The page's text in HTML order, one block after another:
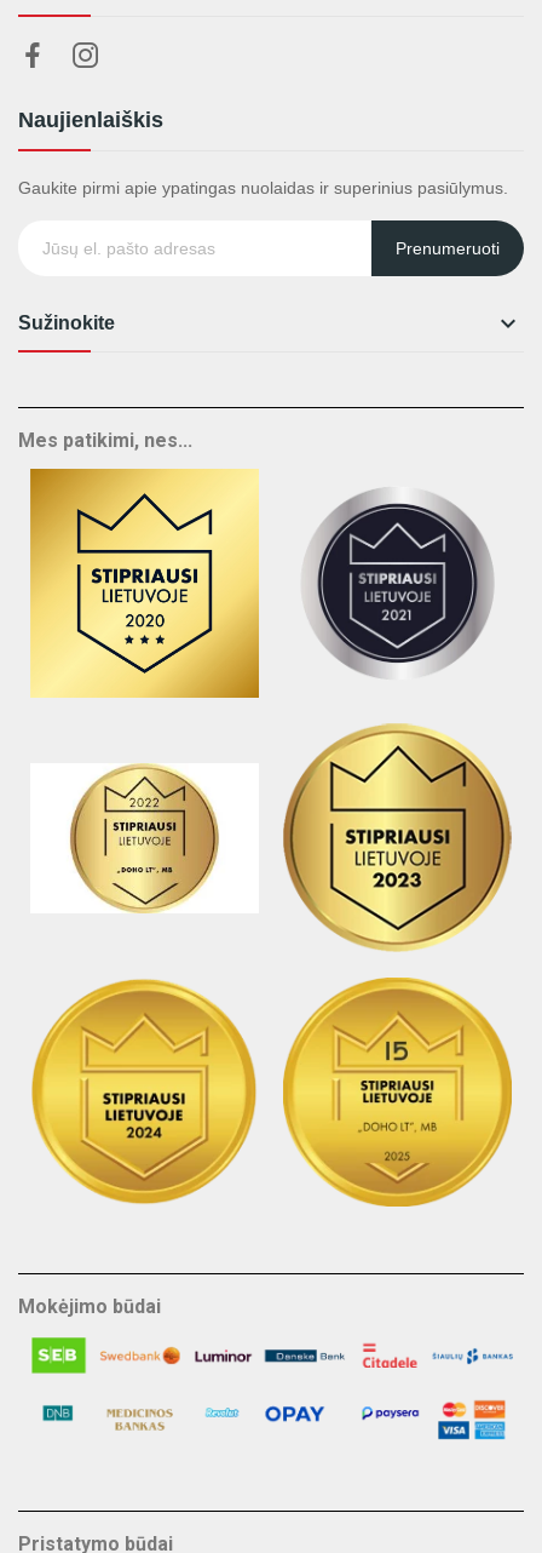
Naujienlaiškis
Gaukite pirmi apie ypatingas nuolaidas ir superinius pasiūlymus.
Prenumeruoti
Sužinokite 
Mes patikimi, nes...
Mokėjimo būdai
Pristatymo būdai